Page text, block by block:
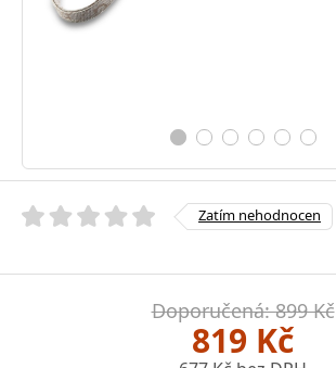
Zatím nehodnocen
Doporučená: 899 Kč
819 Kč